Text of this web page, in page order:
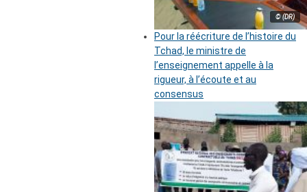
© (DR)
Pour la réécriture de l’histoire du
Tchad, le ministre de
l’enseignement appelle à la
rigueur, à l’écoute et au
consensus